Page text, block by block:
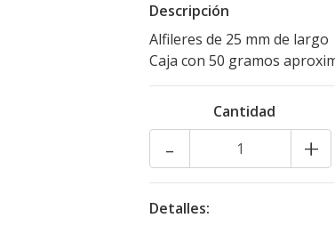
Descripción
Alfileres de 25 mm de largo
Caja con 50 gramos
Cantidad
+
-
Detalles: